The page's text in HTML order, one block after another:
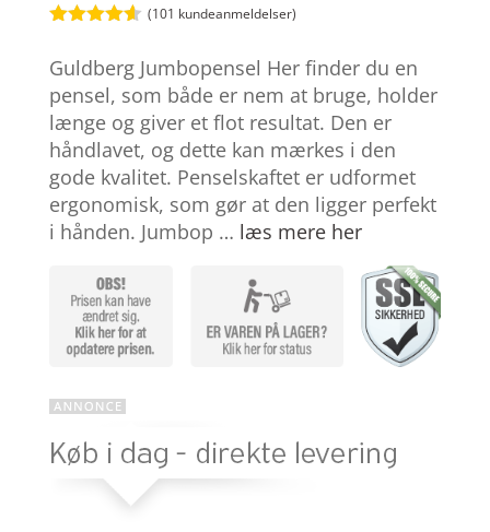
ud af 5
baseret
på
kundebedø
mmelser
(101 kundeanmeldelser)
Guldberg Jumbopensel Her finder du en
pensel, som både er nem at bruge, holder
længe og giver et flot resultat. Den er
håndlavet, og dette kan mærkes i den
gode kvalitet. Penselskaftet er udformet
ergonomisk, som gør at den ligger perfekt
i hånden. Jumbop … læs mere her